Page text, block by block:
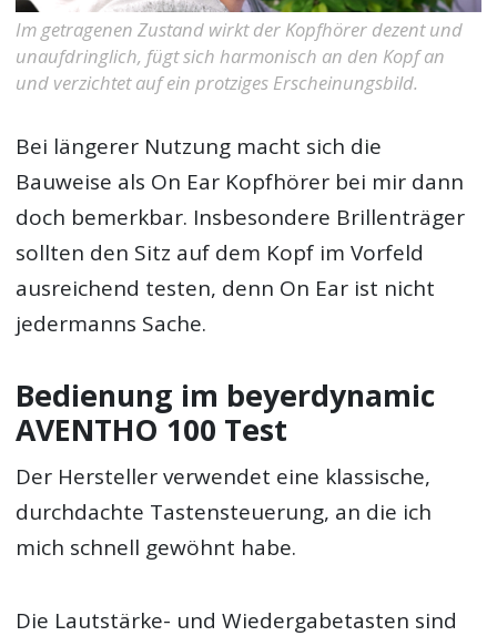
Im getragenen Zustand wirkt der Kopfhörer dezent und
unaufdringlich, fügt sich harmonisch an den Kopf an
und verzichtet auf ein protziges Erscheinungsbild.
Bei längerer Nutzung macht sich die
Bauweise als On Ear Kopfhörer bei mir dann
doch bemerkbar. Insbesondere Brillenträger
sollten den Sitz auf dem Kopf im Vorfeld
ausreichend testen, denn On Ear ist nicht
jedermanns Sache.
Bedienung im beyerdynamic
AVENTHO 100 Test
Der Hersteller verwendet eine klassische,
durchdachte Tastensteuerung, an die ich
mich schnell gewöhnt habe.
Die Lautstärke- und Wiedergabetasten sind